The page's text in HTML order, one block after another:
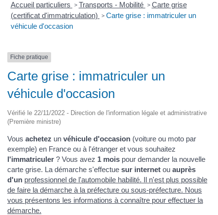
Accueil particuliers > Transports - Mobilité > Carte grise
(certificat d'immatriculation) > Carte grise : immatriculer un
véhicule d'occasion
Fiche pratique
Carte grise : immatriculer un
véhicule d'occasion
Vérifié le 22/11/2022 - Direction de l'information légale et administrative
(Première ministre)
Vous achetez un véhicule d'occasion (voiture ou moto par
exemple) en France ou à l'étranger et vous souhaitez
l'immatriculer ? Vous avez 1 mois pour demander la nouvelle
carte grise. La démarche s'effectue sur internet ou auprès
d'un professionnel de l'automobile habilité. Il n'est plus possible
de faire la démarche à la préfecture ou sous-préfecture. Nous
vous présentons les informations à connaître pour effectuer la
démarche.